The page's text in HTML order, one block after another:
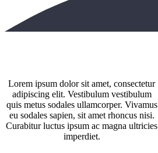
Lorem ipsum dolor sit amet, consectetur
adipiscing elit. Vestibulum vestibulum
quis metus sodales ullamcorper. Vivamus
eu sodales sapien, sit amet rhoncus nisi.
Curabitur luctus ipsum ac magna ultricies
imperdiet.